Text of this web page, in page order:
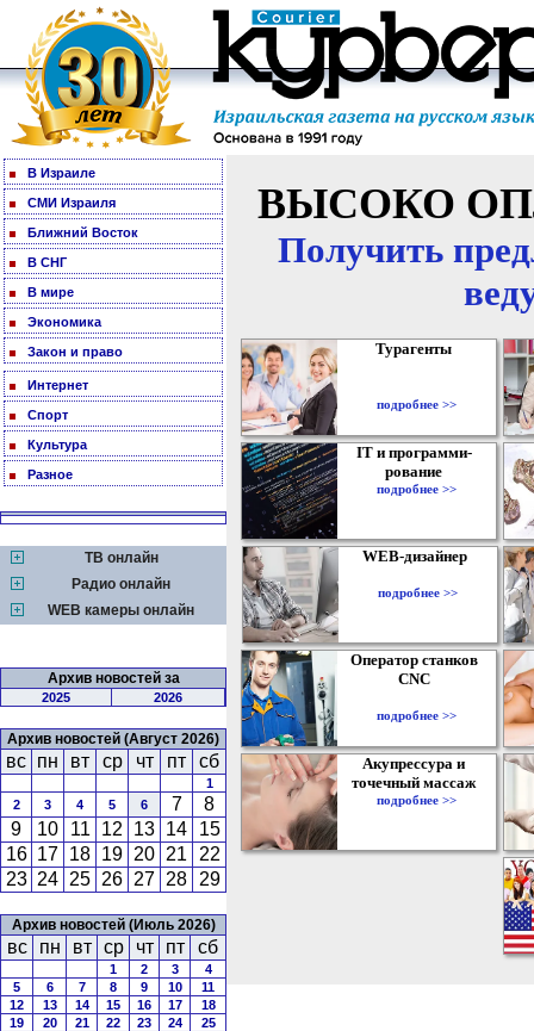
В Израиле
СМИ Израиля
Ближний Восток
В СНГ
В мире
Экономика
Закон и право
Интернет
Спорт
Культура
Разное
ТВ онлайн
Радио онлайн
WEB камеры онлайн
Архив новостей за
2025 2026
Архив новостей (Август 2026)
вс пн вт ср чт пт сб
1
2
3 4 5 6 7
8
9
10 11 12 13 14
15
16 17 18 19 20 21
22
23 24 25 26 27 28 29
Архив новостей (Июль 2026)
вс пн вт ср чт пт сб
1 2 3
4
5
6 7 8 9 10
11
12
13 14 15 16 17
18
19
20 21 22 23 24
25
ВЫСОКО
Получить
Турагенты
подробнее >>
IT и программи-
рование
подробнее >>
WEB-дизайнер
подробнее >>
Оператор станков
CNC
подробнее >>
Акупрессура и
точечный массаж
подробнее >>